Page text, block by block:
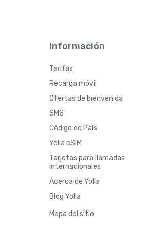
Información
Tarifas
Recarga móvil
Ofertas de bienvenida
SMS
Código de País
Yolla eSIM
Tarjetas para llamadas
internacionales
Acerca de Yolla
Blog Yolla
Mapa del sitio